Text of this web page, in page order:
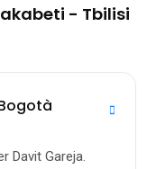
- Tbilisi
Davit Gareja.